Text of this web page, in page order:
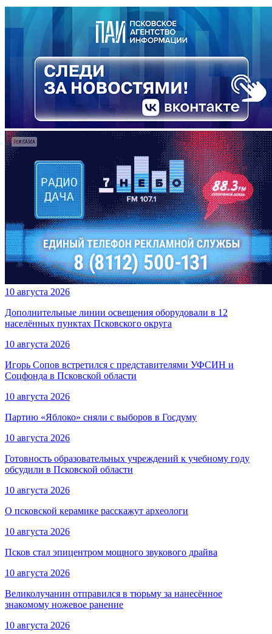
10 августа 2026
Дополнительные линии освещения оборудовали в 12
населённых пунктах Псковского округа
10 августа 2026
Игорь Сопов встретился с представителями УФСИН и
Соцфонда в Псковской области
10 августа 2026
Партию «Яблоко» сняли с выборов в Госдуму
10 августа 2026
Готовность образовательных учреждений к учебному году
обсудили в Псковской области
10 августа 2026
О псковской керамике расскажут археологи
10 августа 2026
Псков стал эпицентром мощного звукового драйва
10 августа 2026
Великолучанин отправился в тюрьму за нанесённое
знакомому ножевое ранение
10 августа 2026